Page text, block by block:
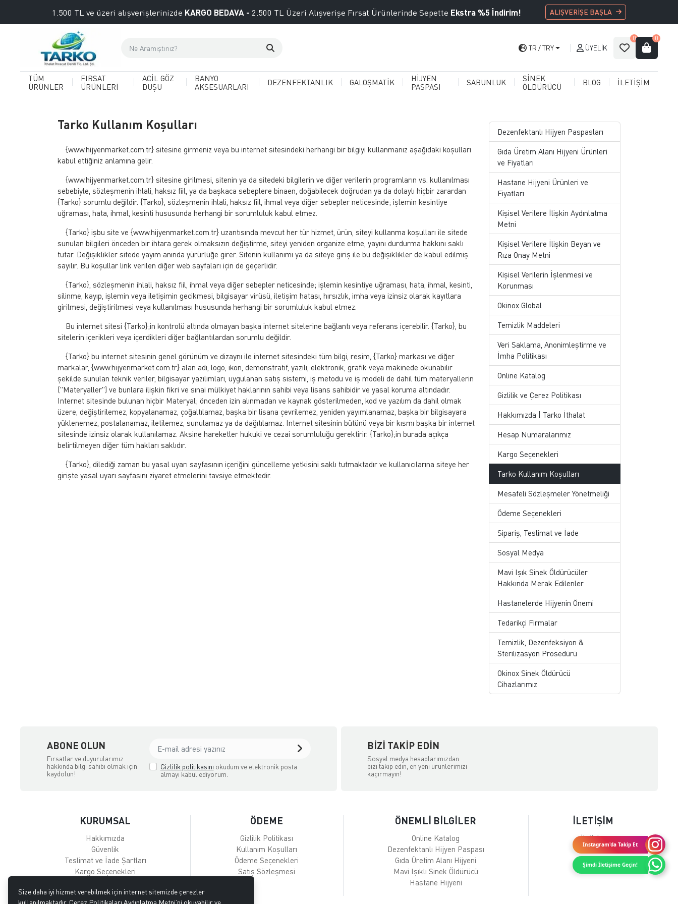
Instagram'da Takip Et
Şimdi İletişime Geçin!
1.500 TL ve üzeri alışverişlerinizde KARGO BEDAVA - 2.500 TL Üzeri Alışverişe Fırsat Ürünlerinde Sepette Ekstra %5 İndirim! ALIŞVERİŞE BAŞLA
TR TRY ÜYELIK
0 0
TÜM
ÜRÜNLER
FIRSAT
ÜRÜNLERİ
ACİL GÖZ
DUŞU
BANYO
AKSESUARLARI
DEZENFEKTANLIK GALOŞMATİK
HİJYEN
PASPASI
SABUNLUK
SİNEK
ÖLDÜRÜCÜ
BLOG İLETİŞİM
Dezenfektanlı Hijyen Paspasları
Gıda Üretim Alanı Hijyeni Ürünleri
ve Fiyatları
Hastane Hijyeni Ürünleri ve
Fiyatları
Kişisel Verilere İlişkin Aydınlatma
Metni
Kişisel Verilere İlişkin Beyan ve
Rıza Onay Metni
Kişisel Verilerin İşlenmesi ve
Korunması
Okinox Global
Temizlik Maddeleri
Veri Saklama, Anonimleştirme ve
İmha Politikası
Online Katalog
Gizlilik ve Çerez Politikası
Hakkımızda | Tarko İthalat
Hesap Numaralarımız
Kargo Seçenekleri
Tarko Kullanım Koşulları
Mesafeli Sözleşmeler Yönetmeliği
Ödeme Seçenekleri
Sipariş, Teslimat ve İade
Sosyal Medya
Mavi Işık Sinek Öldürücüler
Hakkında Merak Edilenler
Hastanelerde Hijyenin Önemi
Tedarikçi Firmalar
Temizlik, Dezenfeksiyon &
Sterilizasyon Prosedürü
Okinox Sinek Öldürücü
Cihazlarımız
Tarko Kullanım Koşulları
{www.hijyenmarket.com.tr} sitesine girmeniz veya bu internet sitesindeki herhangi bir bilgiyi kullanmanız aşağıdaki koşulları
kabul ettiğiniz anlamına gelir.
{www.hijyenmarket.com.tr} sitesine girilmesi, sitenin ya da sitedeki bilgilerin ve diğer verilerin programların vs. kullanılması
sebebiyle, sözleşmenin ihlali, haksız fiil, ya da başkaca sebeplere binaen, doğabilecek doğrudan ya da dolaylı hiçbir zarardan
{Tarko} sorumlu değildir. {Tarko}, sözleşmenin ihlali, haksız fiil, ihmal veya diğer sebepler neticesinde; işlemin kesintiye
uğraması, hata, ihmal, kesinti hususunda herhangi bir sorumluluk kabul etmez.
{Tarko} işbu site ve {www.hijyenmarket.com.tr} uzantısında mevcut her tür hizmet, ürün, siteyi kullanma koşulları ile sitede
sunulan bilgileri önceden bir ihtara gerek olmaksızın değiştirme, siteyi yeniden organize etme, yayını durdurma hakkını saklı
tutar. Değişiklikler sitede yayım anında yürürlüğe girer. Sitenin kullanımı ya da siteye giriş ile bu değişiklikler de kabul edilmiş
sayılır. Bu koşullar link verilen diğer web sayfaları için de geçerlidir.
{Tarko}, sözleşmenin ihlali, haksız fiil, ihmal veya diğer sebepler neticesinde; işlemin kesintiye uğraması, hata, ihmal, kesinti,
silinme, kayıp, işlemin veya iletişimin gecikmesi, bilgisayar virüsü, iletişim hatası, hırsızlık, imha veya izinsiz olarak kayıtlara
girilmesi, değiştirilmesi veya kullanılması hususunda herhangi bir sorumluluk kabul etmez.
Bu internet sitesi {Tarko};in kontrolü altında olmayan başka internet sitelerine bağlantı veya referans içerebilir. {Tarko}, bu
sitelerin içerikleri veya içerdikleri diğer bağlantılardan sorumlu değildir.
{Tarko} bu internet sitesinin genel görünüm ve dizaynı ile internet sitesindeki tüm bilgi, resim, {Tarko} markası ve diğer
markalar, {www.hijyenmarket.com.tr} alan adı, logo, ikon, demonstratif, yazılı, elektronik, grafik veya makinede okunabilir
şekilde sunulan teknik veriler, bilgisayar yazılımları, uygulanan satış sistemi, iş metodu ve iş modeli de dahil tüm materyallerin
("Materyaller") ve bunlara ilişkin fikri ve sınai mülkiyet haklarının sahibi veya lisans sahibidir ve yasal koruma altındadır.
Internet sitesinde bulunan hiçbir Materyal; önceden izin alınmadan ve kaynak gösterilmeden, kod ve yazılım da dahil olmak
üzere, değiştirilemez, kopyalanamaz, çoğaltılamaz, başka bir lisana çevrilemez, yeniden yayımlanamaz, başka bir bilgisayara
yüklenemez, postalanamaz, iletilemez, sunulamaz ya da dağıtılamaz. Internet sitesinin bütünü veya bir kısmı başka bir internet
sitesinde izinsiz olarak kullanılamaz. Aksine hareketler hukuki ve cezai sorumluluğu gerektirir. {Tarko};in burada açıkça
belirtilmeyen diğer tüm hakları saklıdır.
{Tarko}, dilediği zaman bu yasal uyarı sayfasının içeriğini güncelleme yetkisini saklı tutmaktadır ve kullanıcılarına siteye her
girişte yasal uyarı sayfasını ziyaret etmelerini tavsiye etmektedir.
ABONE OLUN
Fırsatlar ve duyurularımız
hakkında bilgi sahibi olmak için
kaydolun!
Gizlilik politikasını okudum ve elektronik posta
almayı kabul ediyorum.
BIZI TAKIP EDIN
Sosyal medya hesaplarımızdan
bizi takip edin, en yeni ürünlerimizi
kaçırmayın!
KURUMSAL
Hakkımızda
Güvenlik
Teslimat ve İade Şartları
Kargo Seçenekleri
ÖDEME
Gizlilik Politikası
Kullanım Koşulları
Ödeme Seçenekleri
Satış Sözleşmesi
ÖNEMLİ BİLGİLER
Online Katalog
Dezenfektanlı Hijyen Paspası
Gıda Üretim Alanı Hijyeni
Mavi Işıklı Sinek Öldürücü
Hastane Hijyeni
İLETİŞİM
İletişim
Size daha iyi hizmet verebilmek için internet sitemizde çerezler
kullanılmaktadır. Çerez Politikaları Aydınlatma Metni’ni okuyabilir ve